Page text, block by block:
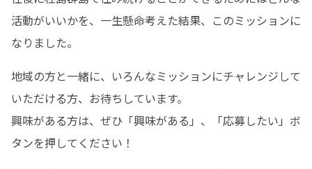
活動がいいかを、一生懸命考えた結果、このミッションに
なりました。
地域の方と一緒に、いろんなミッションにチャレンジして
いただける方、お待ちしています。
興味がある方は、ぜひ「興味がある」、「応募したい」ボ
タンを押してください！